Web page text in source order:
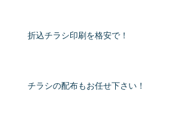
折込チラシ印刷を格安で！
チラシの配布もお任せ下さい！